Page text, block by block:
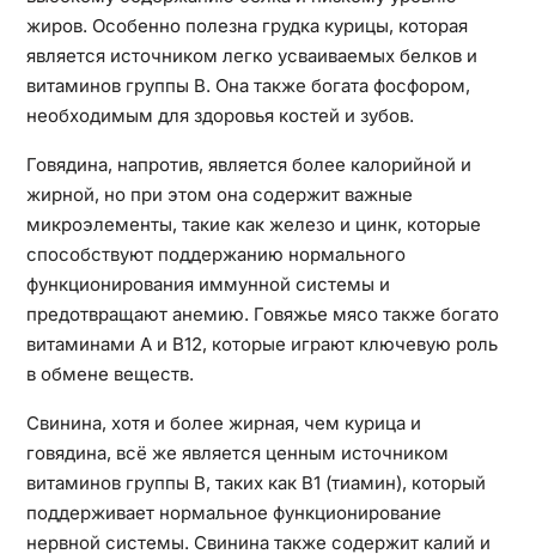
жиров. Особенно полезна грудка курицы, которая
является источником легко усваиваемых белков и
витаминов группы B. Она также богата фосфором,
необходимым для здоровья костей и зубов.
Говядина, напротив, является более калорийной и
жирной, но при этом она содержит важные
микроэлементы, такие как железо и цинк, которые
способствуют поддержанию нормального
функционирования иммунной системы и
предотвращают анемию. Говяжье мясо также богато
витаминами A и B12, которые играют ключевую роль
в обмене веществ.
Свинина, хотя и более жирная, чем курица и
говядина, всё же является ценным источником
витаминов группы B, таких как B1 (тиамин), который
поддерживает нормальное функционирование
нервной системы. Свинина также содержит калий и